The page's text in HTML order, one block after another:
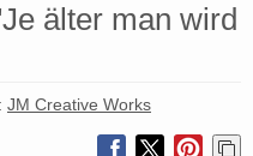
älter man wird
JM Creative Works